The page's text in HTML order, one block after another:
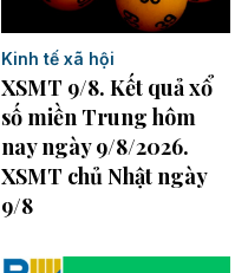
Kinh tế xã hội
XSMT 9/8. Kết quả xổ
số miền Trung hôm
nay ngày 9/8/2026.
XSMT chủ Nhật ngày
9/8